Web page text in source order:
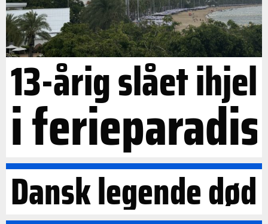
13-årig slået ihjel
i ferieparadis
Dansk legende død